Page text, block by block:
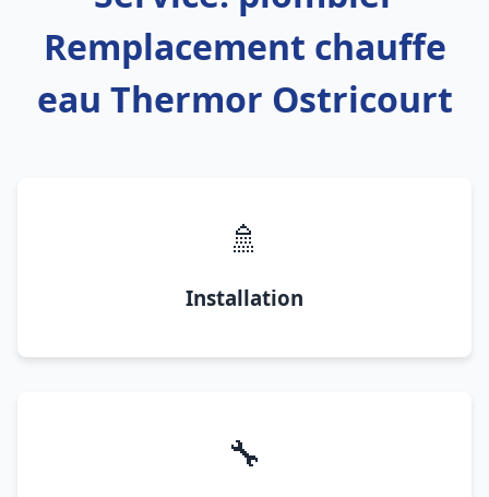
Remplacement chauffe
eau Thermor Ostricourt
🚿
Installation
🔧